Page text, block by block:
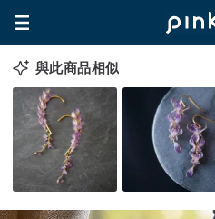
與此商品相似